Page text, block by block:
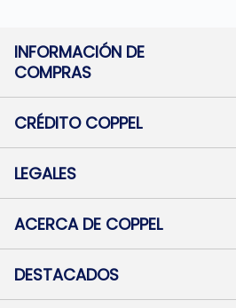
INFORMACIÓN DE
COMPRAS
Términos y condiciones
Botón de arrepentimiento
Mapa de sitio
CRÉDITO COPPEL
Solicitar Crédito
Medios de Pago
Pago Fácil Online
LEGALES
Baja contratos
Defensa al consumidor CABA
ACERCA DE COPPEL
Trabajá con Nosotros
Preguntas Frecuentes
DESTACADOS